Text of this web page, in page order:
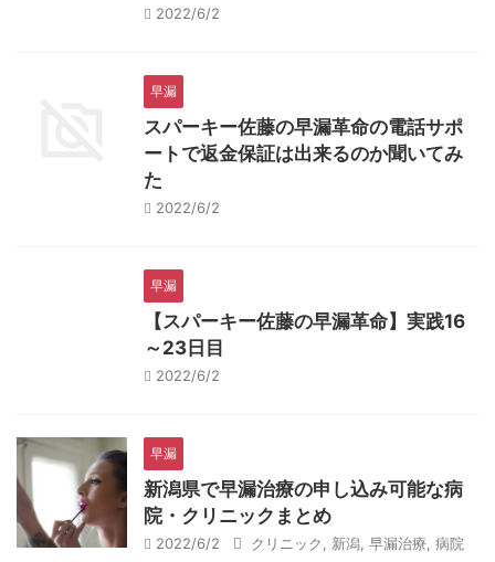
2022/6/2
早漏
スパーキー佐藤の早漏革命の電話サポ
ートで返金保証は出来るのか聞いてみ
た
2022/6/2
早漏
【スパーキー佐藤の早漏革命】実践16
～23日目
2022/6/2
早漏
新潟県で早漏治療の申し込み可能な病
院・クリニックまとめ
2022/6/2 クリニック 新潟 早漏治療 病院